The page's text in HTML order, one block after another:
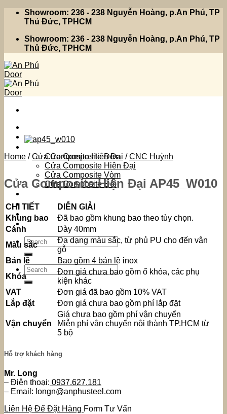
Skip
Showroom: 236 - 238 Nguyễn Hoàng, p.An Phú, TP
Thủ Đức, TPHCM
Showroom: 236 - 238 Nguyễn Hoàng, p.An Phú, TP
Thủ Đức, TPHCM
Trang Chủ
Cửa Composite Đơn
Cửa Composite Hiên Đại
Cửa Composite Vòm
Cửa Composite Đôi
Tin Tức
Liên Hệ
Search
for:
Search
for:
Home / Cửa Composite Hiện Đại / CNC Huỳnh
Cửa Composite Hiện Đại AP45_W010
CHI TIẾT
DIỄN GIẢI
Khung bao
Đã bao gồm khung bao theo tùy chọn.
Cánh
Dày 40mm
Màu sắc
Đa dạng màu sắc, từ phủ PU cho đến vân
gỗ
Bản lề
Bao gồm 4 bản lề inox
Khóa
Đơn giá chưa bao gồm ổ khóa, các phụ
kiện khác
VAT
Đơn giá đã bao gồm 10% VAT
Lắp đặt
Đơn giá chưa bao gồm phí lắp đặt
Vận chuyển
Giá chưa bao gồm phí vận chuyển
Miễn phí vận chuyển nội thành TP.HCM từ
5 bộ
Hỗ trợ khách hàng
Mr. Long
– Điện thoại: 0937.627.181
– Email: longn@anphusteel.com
Liên Hệ Để Đặt Hàng Form Tư Vấn